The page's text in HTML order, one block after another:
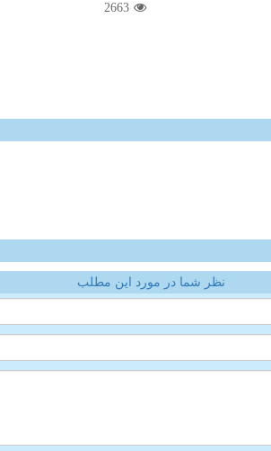
2663
نظر شما در مورد این مطلب